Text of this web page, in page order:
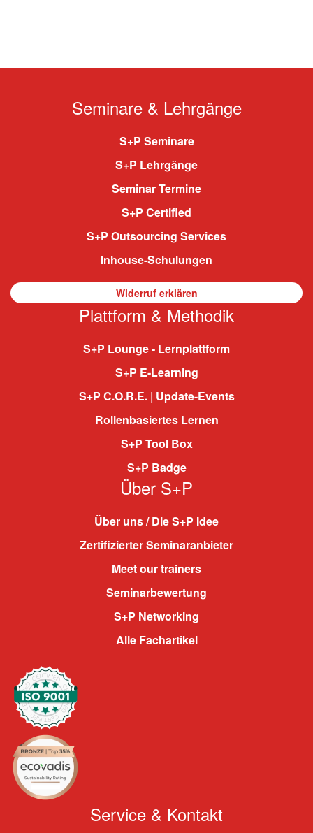
Seminare & Lehrgänge
S+P Seminare
S+P Lehrgänge
Seminar Termine
S+P Certified
S+P Outsourcing Services
Inhouse-Schulungen
Widerruf erklären
Plattform & Methodik
S+P Lounge - Lernplattform
S+P E-Learning
S+P C.O.R.E. | Update-Events
Rollenbasiertes Lernen
S+P Tool Box
S+P Badge
Über S+P
Über uns / Die S+P Idee
Zertifizierter Seminaranbieter
Meet our trainers
Seminarbewertung
S+P Networking
Alle Fachartikel
Service & Kontakt